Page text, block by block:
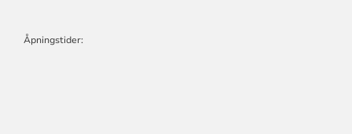
Åpningstider: